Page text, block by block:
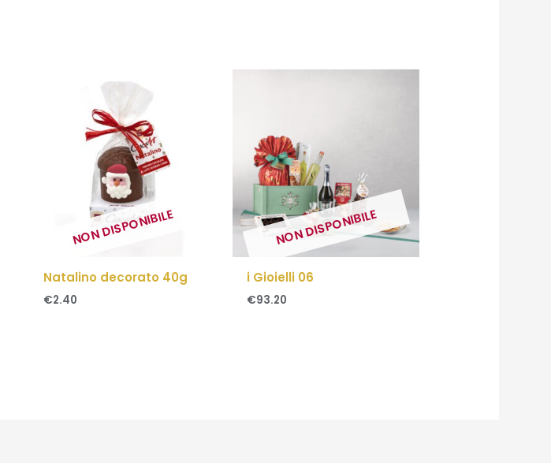
NON DISPONIBILE
Natalino decorato 40g
€2.40
NON DISPONIBILE
i Gioielli 06
€93.20